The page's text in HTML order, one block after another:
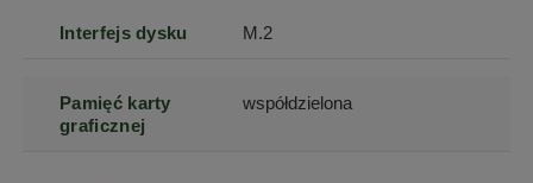
Interfejs dysku M.2
Pamięć karty
graficznej
współdzielona